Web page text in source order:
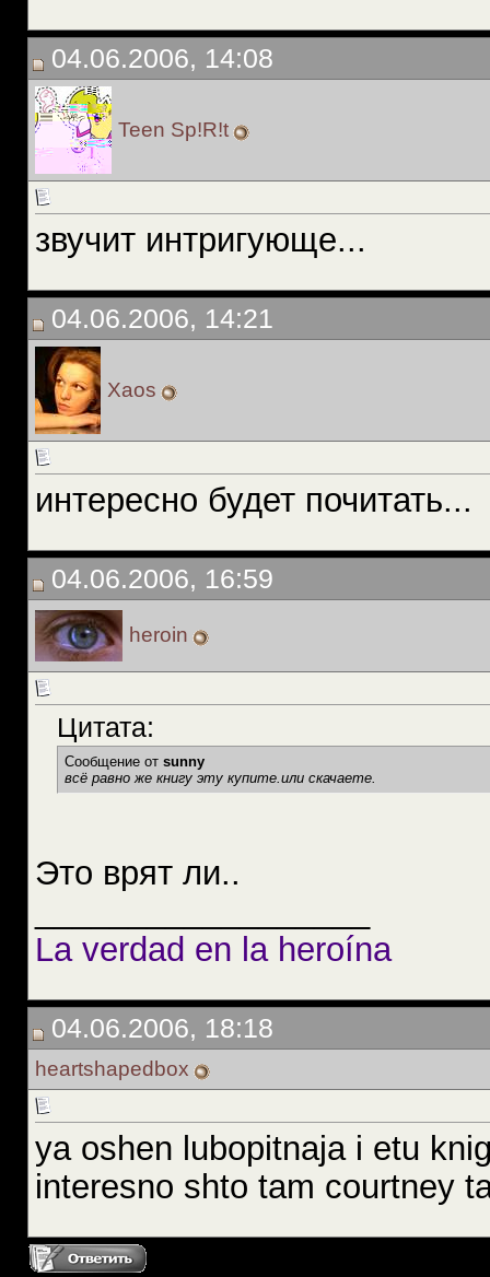
04.06.2006, 14:08
Teen Sp!R!t
звучит интригующе...
04.06.2006, 14:21
Xaos
интересно будет почитать...
04.06.2006, 16:59
heroin
Цитата:
Сообщение от sunny
всё равно же книгу эту купите.или скачаете.
Это врят ли..
La verdad en la heroína
04.06.2006, 18:18
heartshapedbox
ya oshen lubopitnaja i etu
interesno shto tam courtney